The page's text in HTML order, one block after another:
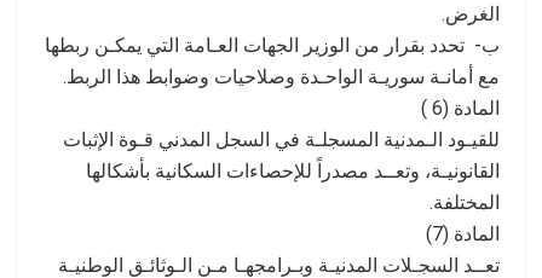
الغرض.
ب- تحدد بقرار من الوزير الجهات العـامة التي يمكـن ربطها
مع أمانـة سوريـة الواحـدة وصلاحيات وضوابط هذا الربط.
المادة (6 )
للقيـود الـمدنية المسجلـة في السجل المدني قـوة الإثبات
القانونيـة، وتعــد مصدراً للإحصاءات السكانية بأشكالها
المختلفة.
المادة (7)
تعــد السجـلات المدنيـة وبـرامجهـا مـن الـوثائـق الوطنيـة